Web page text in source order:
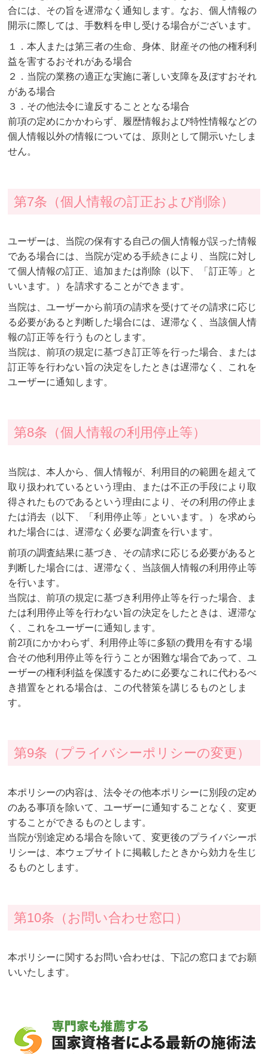
合には、その旨を遅滞なく通知します。なお、個人情報の
開示に際しては、手数料を申し受ける場合がございます。
１．本人または第三者の生命、身体、財産その他の権利利
益を害するおそれがある場合
２．当院の業務の適正な実施に著しい支障を及ぼすおそれ
がある場合
３．その他法令に違反することとなる場合
前項の定めにかかわらず、履歴情報および特性情報などの
個人情報以外の情報については、原則として開示いたしま
せん。
第7条（個人情報の訂正および削除）
ユーザーは、当院の保有する自己の個人情報が誤った情報
である場合には、当院が定める手続きにより、当院に対し
て個人情報の訂正、追加または削除（以下、「訂正等」と
いいます。）を請求することができます。
当院は、ユーザーから前項の請求を受けてその請求に応じ
る必要があると判断した場合には、遅滞なく、当該個人情
報の訂正等を行うものとします。
当院は、前項の規定に基づき訂正等を行った場合、または
訂正等を行わない旨の決定をしたときは遅滞なく、これを
ユーザーに通知します。
第8条（個人情報の利用停止等）
当院は、本人から、個人情報が、利用目的の範囲を超えて
取り扱われているという理由、または不正の手段により取
得されたものであるという理由により、その利用の停止ま
たは消去（以下、「利用停止等」といいます。）を求めら
れた場合には、遅滞なく必要な調査を行います。
前項の調査結果に基づき、その請求に応じる必要があると
判断した場合には、遅滞なく、当該個人情報の利用停止等
を行います。
当院は、前項の規定に基づき利用停止等を行った場合、ま
たは利用停止等を行わない旨の決定をしたときは、遅滞な
く、これをユーザーに通知します。
前2項にかかわらず、利用停止等に多額の費用を有する場
合その他利用停止等を行うことが困難な場合であって、ユ
ーザーの権利利益を保護するために必要なこれに代わるべ
き措置をとれる場合は、この代替策を講じるものとしま
す。
第9条（プライバシーポリシーの変更）
本ポリシーの内容は、法令その他本ポリシーに別段の定め
のある事項を除いて、ユーザーに通知することなく、変更
することができるものとします。
当院が別途定める場合を除いて、変更後のプライバシーポ
リシーは、本ウェブサイトに掲載したときから効力を生じ
るものとします。
第10条（お問い合わせ窓口）
本ポリシーに関するお問い合わせは、下記の窓口までお願
いいたします。